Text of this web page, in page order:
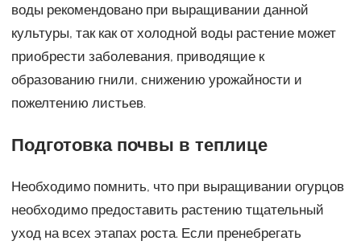
воды рекомендовано при выращивании данной
культуры, так как от холодной воды растение может
приобрести заболевания, приводящие к
образованию гнили, снижению урожайности и
пожелтению листьев.
Подготовка почвы в теплице
Необходимо помнить, что при выращивании огурцов
необходимо предоставить растению тщательный
уход на всех этапах роста. Если пренебрегать